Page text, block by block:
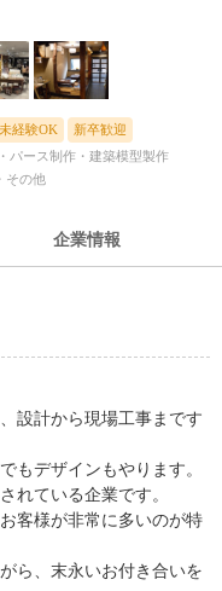
未経験OK
新卒歓迎
パース制作・建築模型製作
その他
企業情報
設計から現場工事まです
もデザインもやります。
れている企業です。
客様が非常に多いのが特
ら、末永いお付き合いを